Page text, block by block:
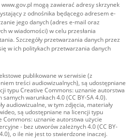
mogą zawierać adresy skrzynek
z odnośnika będącego adresem e-
jego danych (adres e-mail oraz
w wiadomości) w celu przesłania
Szczegóły przetwarzania danych przez
w ich politykach przetwarzania danych
publikowane w serwisie (z
treści audiowizualnych), są udostępniane
typu Creative Commons: uznanie autorstwa
samych warunkach 4.0 (CC BY-SA 4.0).
audiowizualne, w tym zdjęcia, materiały
są udostępniane na licencji typu
Commons: uznanie autorstwa użycie
- bez utworów zależnych 4.0 (CC BY-
o ile nie jest to stwierdzone inaczej.